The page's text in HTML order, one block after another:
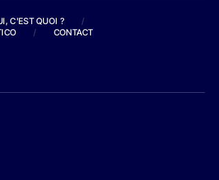
C'EST QUOI ?
/
/ CONTACT